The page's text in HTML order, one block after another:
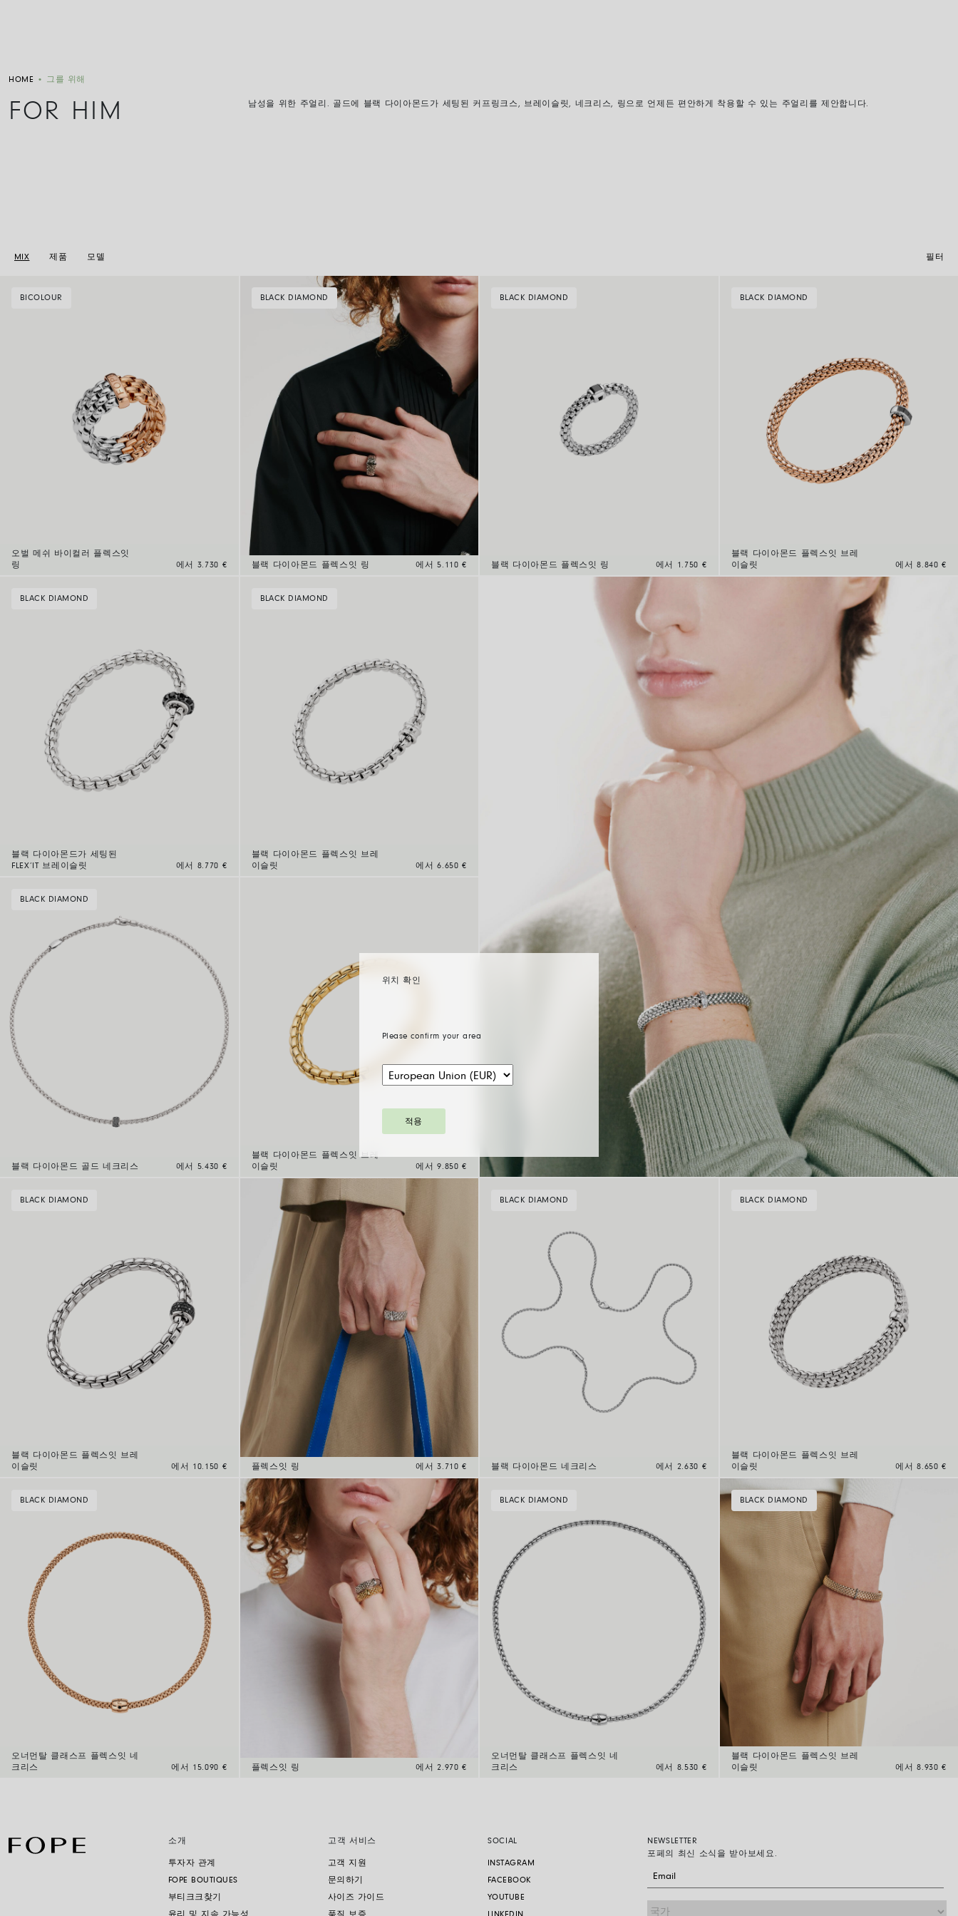
위치 확인
Please confirm your area
적용
HOME • 그를 위해
FOR HIM 남성을 위한 주얼리 . 골드에 블랙 다이아몬드가 세팅된 커프링크스 , 브레이슬릿 , 네크리스, 링으로 언제든 편안하게 착용할 수 있는 주얼리를 제안합니다.
MIX 제품 모델 필터
BICOLOUR
오벌 메쉬 바이컬러 플렉스잇
링
에서 3.730 €
BLACK DIAMOND
블랙 다이아몬드 플렉스잇 링 에서 5.110 €
BLACK DIAMOND
블랙 다이아몬드 플렉스잇 링 에서 1.750 €
BLACK DIAMOND
블랙 다이아몬드 플렉스잇 브레
이슬릿
에서 8.840 €
BLACK DIAMOND
블랙 다이아몬드가 세팅된
FLEX’IT 브레이슬릿
에서 8.770 €
BLACK DIAMOND
블랙 다이아몬드 플렉스잇 브레
이슬릿
에서 6.650 €
BLACK DIAMOND
블랙 다이아몬드 골드 네크리스 에서 5.430 €
블랙 다이아몬드 플렉스잇 브레
이슬릿
에서 9.850 €
BLACK DIAMOND
블랙 다이아몬드 플렉스잇 브레
이슬릿
에서 10.150 € 플렉스잇 링 에서 3.710 €
BLACK DIAMOND
블랙 다이아몬드 네크리스 에서 2.630 €
BLACK DIAMOND
블랙 다이아몬드 플렉스잇 브레
이슬릿
에서 8.650 €
BLACK DIAMOND
오너먼탈 클래스프 플렉스잇 네
크리스
에서 15.090 € 플렉스잇 링 에서 2.970 €
BLACK DIAMOND
오너먼탈 클래스프 플렉스잇 네
크리스
에서 8.530 €
BLACK DIAMOND
블랙 다이아몬드 플렉스잇 브레
이슬릿
에서 8.930 €
소개
투자자 관계
FOPE BOUTIQUES
부티크크찾기
고객 서비스
고객 지원
문의하기
사이즈 가이드
SOCIAL
INSTAGRAM
FACEBOOK
YOUTUBE
NEWSLETTER
포페의 최신 소식을 받아보세요.